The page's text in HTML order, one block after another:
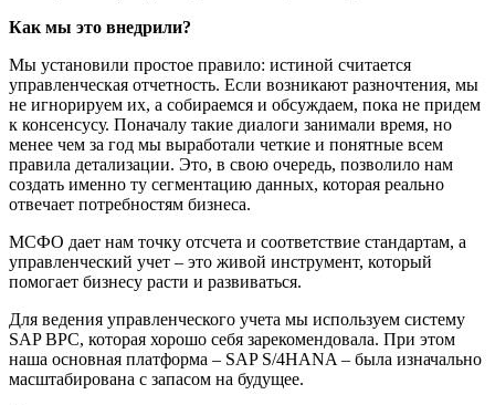
Как мы это внедрили?
Мы установили простое правило: истиной считается
управленческая отчетность. Если возникают разночтения, мы
не игнорируем их, а собираемся и обсуждаем, пока не придем
к консенсусу. Поначалу такие диалоги занимали время, но
менее чем за год мы выработали четкие и понятные всем
правила детализации. Это, в свою очередь, позволило нам
создать именно ту сегментацию данных, которая реально
отвечает потребностям бизнеса.
МСФО дает нам точку отсчета и соответствие стандартам, а
управленческий учет – это живой инструмент, который
помогает бизнесу расти и развиваться.
Для ведения управленческого учета мы используем систему
SAP BPC, которая хорошо себя зарекомендовала. При этом
наша основная платформа – SAP S/4HANA – была изначально
масштабирована с запасом на будущее.